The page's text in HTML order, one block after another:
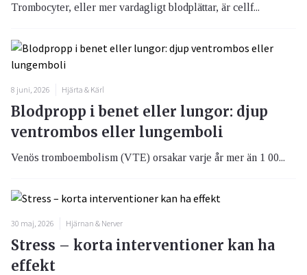
Trombocyter, eller mer vardagligt blodplättar, är cellf...
8 juni, 2026 Hjärta & Kärl
Blodpropp i benet eller lungor: djup
ventrombos eller lungemboli
Venös tromboembolism (VTE) orsakar varje år mer än 1 00...
30 maj, 2026 Hjärnan & Nerver
Stress – korta interventioner kan ha
effekt